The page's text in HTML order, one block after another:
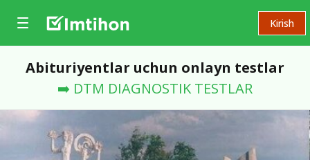
Kirish
Abituriyentlar uchun onlayn testlar
➡️ DTM DIAGNOSTIK TESTLAR